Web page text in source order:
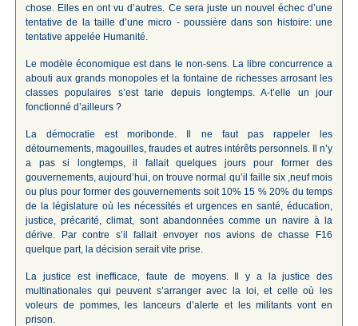
chose. Elles en ont vu d’autres. Ce sera juste un nouvel échec d’une
tentative de la taille d’une micro - poussière dans son histoire: une
tentative appelée Humanité.
Le modèle économique est dans le non-sens. La libre concurrence a
abouti aux grands monopoles et la fontaine de richesses arrosant les
classes populaires s’est tarie depuis longtemps. A-t’elle un jour
fonctionné d’ailleurs ?
La démocratie est moribonde. Il ne faut pas rappeler les
détournements, magouilles, fraudes et autres intérêts personnels. Il n’y
a pas si longtemps, il fallait quelques jours pour former des
gouvernements, aujourd’hui, on trouve normal qu’il faille six ,neuf mois
ou plus pour former des gouvernements soit 10% 15 % 20% du temps
de la législature où les nécessités et urgences en santé, éducation,
justice, précarité, climat, sont abandonnées comme un navire à la
dérive. Par contre s’il fallait envoyer nos avions de chasse F16
quelque part, la décision serait vite prise.
La justice est inefficace, faute de moyens. Il y a la justice des
multinationales qui peuvent s’arranger avec la loi, et celle où les
voleurs de pommes, les lanceurs d’alerte et les militants vont en
prison.